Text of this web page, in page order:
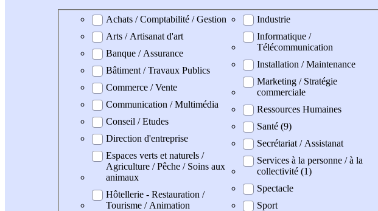
Domaine professionel
Achats / Comptabilité / Gestion
Arts / Artisanat d'art
Banque / Assurance
Bâtiment / Travaux Publics
Commerce / Vente
Communication / Multimédia
Conseil / Etudes
Direction d'entreprise
Espaces verts et naturels /
Agriculture / Pêche / Soins aux
animaux
Hôtellerie - Restauration /
Tourisme / Animation
Industrie
Informatique /
Télécommunication
Installation / Maintenance
Marketing / Stratégie
commerciale
Ressources Humaines
Santé (9)
Secrétariat / Assistanat
Services à la personne / à la
collectivité (1)
Spectacle
Sport